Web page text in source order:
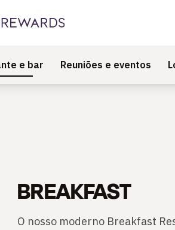
e bar Reuniões e eventos
BREAKFAST
O nosso moderno Breakfast